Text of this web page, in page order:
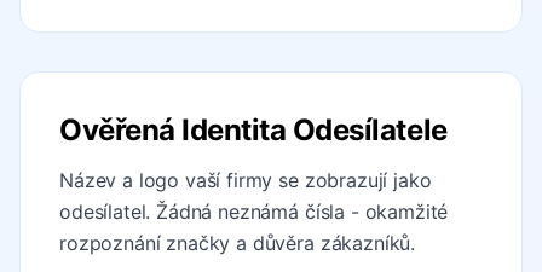
Ověřená Identita Odesílatele
Název a logo vaší firmy se zobrazují jako
odesílatel. Žádná neznámá čísla - okamžité
rozpoznání značky a důvěra zákazníků.